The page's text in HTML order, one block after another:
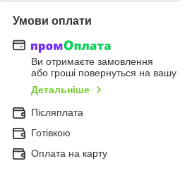
Умови оплати
Ви отримаєте замовлення
або гроші повернуться на вашу
Детальніше
Післяплата
Готівкою
Оплата на карту